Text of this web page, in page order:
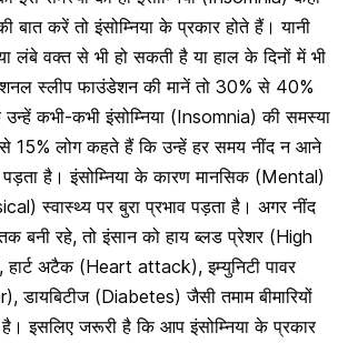
बात करें तो इंसोम्निया के प्रकार होते हैं। यानी
लंबे वक्त से भी हो सकती है या हाल के दिनों में भी
स्लीप फाउंडेशन की मानें तो 30% से 40%
उन्हें कभी-कभी इंसोम्निया (Insomnia) की समस्या
से 15% लोग कहते हैं कि उन्हें हर समय नींद न आने
है। इंसोम्निया के कारण मानसिक (Mental)
स्वास्थ्य पर बुरा प्रभाव पड़ता है। अगर नींद
तक बनी रहे, तो इंसान को हाय ब्लड प्रेशर (High
अटैक (Heart attack), इम्युनिटी पावर
डायबिटीज (Diabetes) जैसी तमाम बीमारियों
इसलिए जरूरी है कि आप इंसोम्निया के प्रकार